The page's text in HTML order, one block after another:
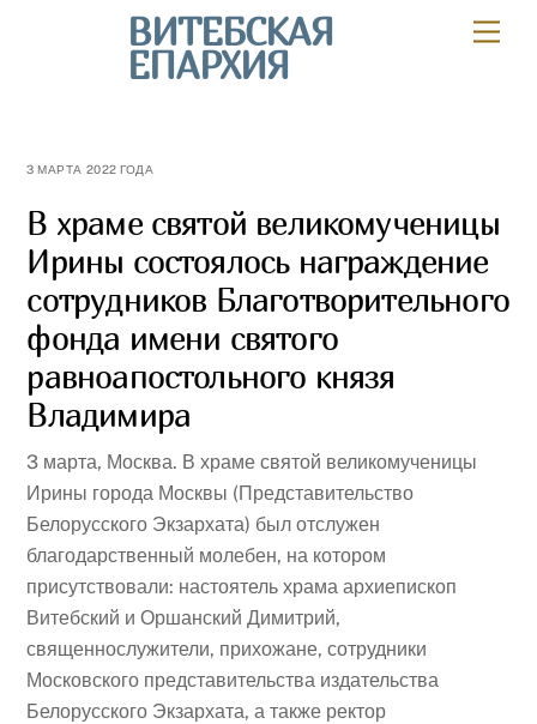
ВИТЕБСКАЯ
ЕПАРХИЯ
3 МАРТА 2022 ГОДА
В храме святой великомученицы
Ирины состоялось награждение
сотрудников Благотворительного
фонда имени святого
равноапостольного князя
Владимира
3 марта, Москва. В храме святой великомученицы
Ирины города Москвы (Представительство
Белорусского Экзархата) был отслужен
благодарственный молебен, на котором
присутствовали: настоятель храма архиепископ
Витебский и Оршанский Димитрий,
священнослужители, прихожане, сотрудники
Московского представительства издательства
Белорусского Экзархата, а также ректор